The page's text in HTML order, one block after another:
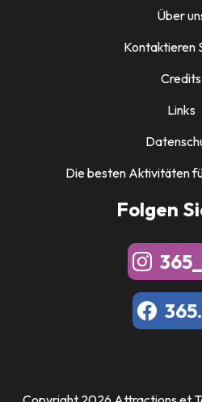
Über
Kontaktieren
Credits
Links
Die besten Aktivitäten
Folgen